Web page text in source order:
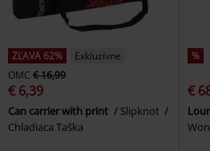
ZĽAVA 62%
Exkluzívne
OMC € 16,99
€ 6,39
Can carrier with print
Slipknot
Chladiaca Taška
%
€